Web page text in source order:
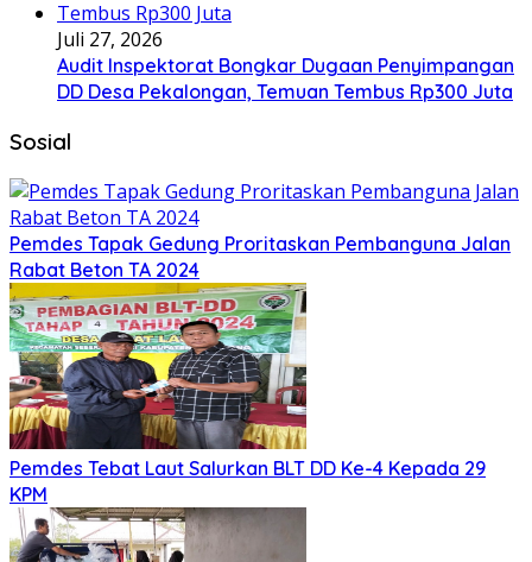
Juli 27, 2026
Audit Inspektorat Bongkar Dugaan Penyimpangan
DD Desa Pekalongan, Temuan Tembus Rp300 Juta
Sosial
Pemdes Tapak Gedung Proritaskan Pembanguna Jalan
Rabat Beton TA 2024
Pemdes Tebat Laut Salurkan BLT DD Ke-4 Kepada 29
KPM